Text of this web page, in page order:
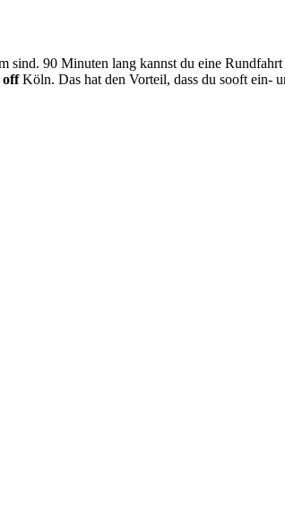
sind. 90 Minuten lang kannst du eine Rundfahrt
offKöln. Das hat den Vorteil, dass du sooft ein-